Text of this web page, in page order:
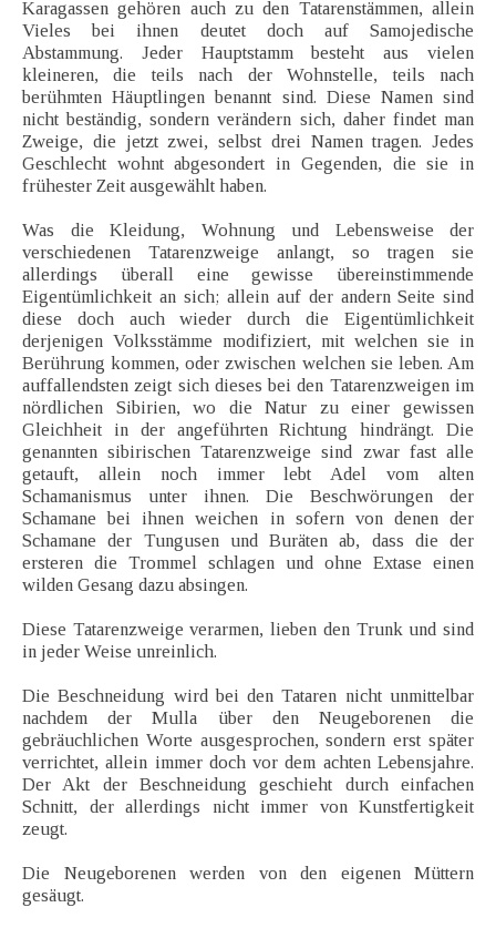
Karagassen gehören auch zu den Tatarenstämmen, allein
Vieles bei ihnen deutet doch auf Samojedische
Abstammung. Jeder Hauptstamm besteht aus vielen
kleineren, die teils nach der Wohnstelle, teils nach
berühmten Häuptlingen benannt sind. Diese Namen sind
nicht beständig, sondern verändern sich, daher findet man
Zweige, die jetzt zwei, selbst drei Namen tragen. Jedes
Geschlecht wohnt abgesondert in Gegenden, die sie in
frühester Zeit ausgewählt haben.
Was die Kleidung, Wohnung und Lebensweise der
verschiedenen Tatarenzweige anlangt, so tragen sie
allerdings überall eine gewisse übereinstimmende
Eigentümlichkeit an sich; allein auf der andern Seite sind
diese doch auch wieder durch die Eigentümlichkeit
derjenigen Volksstämme modifiziert, mit welchen sie in
Berührung kommen, oder zwischen welchen sie leben. Am
auffallendsten zeigt sich dieses bei den Tatarenzweigen im
nördlichen Sibirien, wo die Natur zu einer gewissen
Gleichheit in der angeführten Richtung hindrängt. Die
genannten sibirischen Tatarenzweige sind zwar fast alle
getauft, allein noch immer lebt Adel vom alten
Schamanismus unter ihnen. Die Beschwörungen der
Schamane bei ihnen weichen in sofern von denen der
Schamane der Tungusen und Buräten ab, dass die der
ersteren die Trommel schlagen und ohne Extase einen
wilden Gesang dazu absingen.
Diese Tatarenzweige verarmen, lieben den Trunk und sind
in jeder Weise unreinlich.
Die Beschneidung wird bei den Tataren nicht unmittelbar
nachdem der Mulla über den Neugeborenen die
gebräuchlichen Worte ausgesprochen, sondern erst später
verrichtet, allein immer doch vor dem achten Lebensjahre.
Der Akt der Beschneidung geschieht durch einfachen
Schnitt, der allerdings nicht immer von Kunstfertigkeit
zeugt.
Die Neugeborenen werden von den eigenen Müttern
gesäugt.